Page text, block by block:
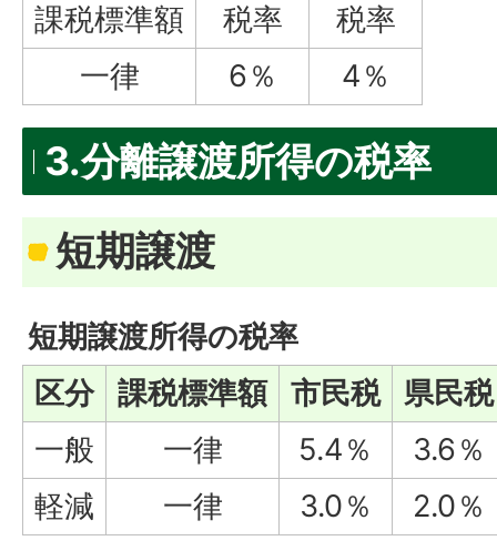
課税標準額
税率
税率
一律
6％ 4％
3.分離譲渡所得の税率
短期譲渡
短期譲渡所得の税率
区分
課税標準額 市民税
県民税
一般
一律 5.4％
3.6％
軽減
一律 3.0％ 2.0％